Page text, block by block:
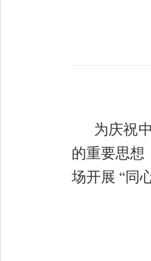
为庆祝
的重要思想
场开展 “同